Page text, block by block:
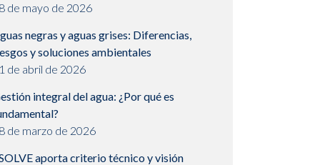
de mayo de 2026
negras y aguas grises: Diferencias,
y soluciones ambientales
de abril de 2026
integral del agua: ¿Por qué es
de marzo de 2026
aporta criterio técnico y visión